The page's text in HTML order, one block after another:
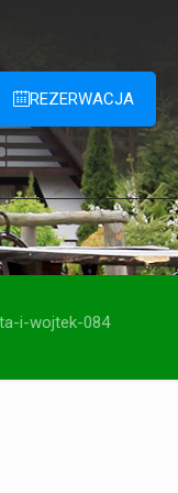
REZERWACJA
i-wojtek-084